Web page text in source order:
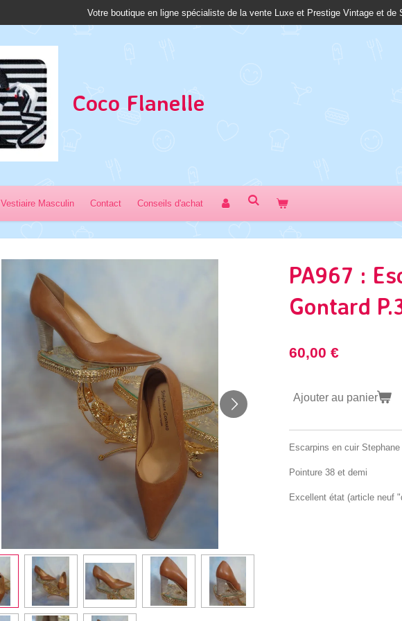
Votre boutique en ligne spécialiste de la vente Luxe et Prestige Vintage et de
Coco Flanelle
Vestiaire Masculin Contact Conseils d'achat
PA967 :
Gontard
60,00 €
Ajouter au panier
Escarpins en cuir Stephane
Pointure 38 et demi
Excellent état (article neuf